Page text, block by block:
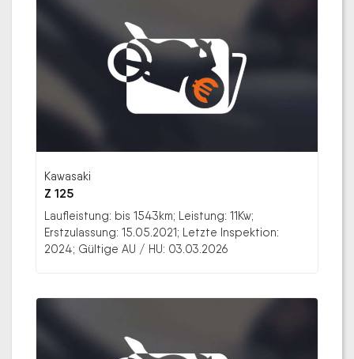
Kawasaki
Z 125
Laufleistung: bis 1543km; Leistung: 11Kw;
Erstzulassung: 15.05.2021; Letzte Inspektion:
2024; Gültige AU / HU: 03.03.2026